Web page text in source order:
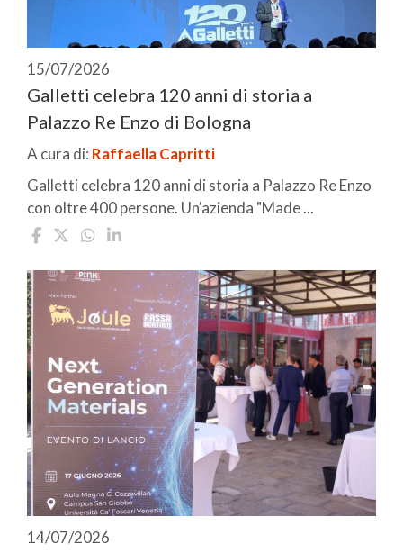
15/07/2026
Galletti celebra 120 anni di storia a
Palazzo Re Enzo di Bologna
A cura di: Raffaella Capritti
Galletti celebra 120 anni di storia a Palazzo Re Enzo
con oltre 400 persone. Un'azienda "Made ...
14/07/2026